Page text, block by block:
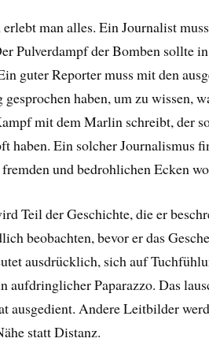
man alles. Ein Journalist
Pulverdampf der Bomben sollte
guter Reporter muss mit den
haben, um zu wissen,
mit dem Marlin schreibt, der
haben. Ein solcher Journalismus
und bedrohlichen Ecken
Teil der Geschichte, die er
beobachten, bevor er das
ausdrücklich, sich auf
aufdringlicher Paparazzo. Das
ausgedient. Andere Leitbilder
statt Distanz.